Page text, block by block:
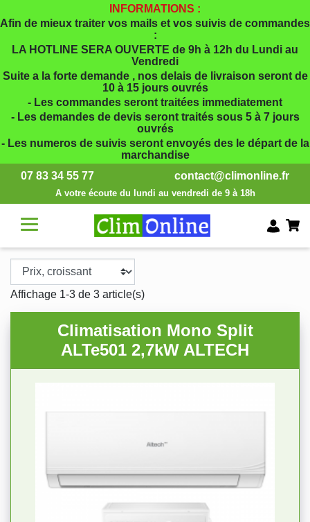
INFORMATIONS :
Afin de mieux traiter vos mails et vos suivis de commandes
:
LA HOTLINE SERA OUVERTE de 9h à 12h du Lundi au
Vendredi
Suite a la forte demande , nos delais de livraison seront de
10 à 15 jours ouvrés
- Les commandes seront traitées immediatement
- Les demandes de devis seront traités sous 5 à 7 jours
ouvrés
- Les numeros de suivis seront envoyés des le départ de la
marchandise
07 83 34 55 77
A votre écoute du lundi au vendredi de 9 à 18h
contact@climonline.fr
Affichage 1-3 de 3 article(s)
Climatisation Mono Split
ALTe501 2,7kW ALTECH